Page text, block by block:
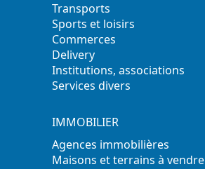
Transports
Sports et loisirs
Commerces
Delivery
Institutions, associations
Services divers
IMMOBILIER
Agences immobilières
Maisons et terrains à vendre